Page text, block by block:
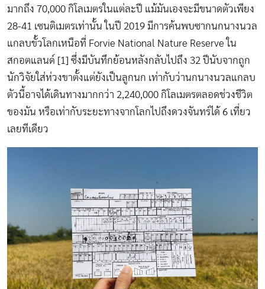
มากถึง 70,000 กิโลเมตรในแต่ละปี แม้มันเองจะมีขนาดตัวเพียง
28-41 เซนติเมตรเท่านั้น ในปี 2019 มีการค้นพบซากนกนางนวล
แกลบขั้วโลกเหนือที่ Forvie National Nature Reserve ใน
สกอตแลนด์ [1] ซึ่งมีบันทึกย้อนหลังกลับไปถึง 32 ปีนับจากถูก
นักวิจัยใส่ห่วงขาตั้งแต่ยังเป็นลูกนก เท่ากับว่านกนางนวลแกลบ
ตัวนี้อาจได้เดินทางมากกว่า 2,240,000 กิโลเมตรตลอดช่วงชีวิต
ของมัน หรือเท่ากับระยะทางจากโลกไปถึงดวงจันทร์ได้ 6 เที่ยว
เลยทีเดียว